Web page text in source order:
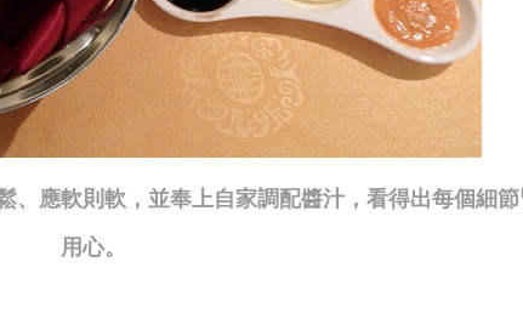
、應軟則軟，並奉上自家調配醬汁，看得出每個細
用心。